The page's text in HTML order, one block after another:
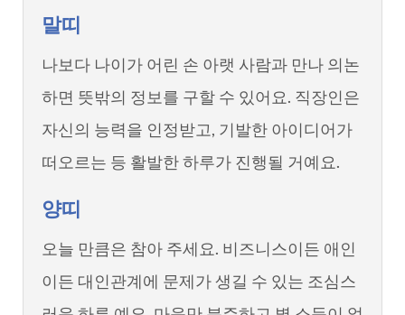
말띠
나보다 나이가 어린 손 아랫 사람과 만나 의논
하면 뜻밖의 정보를 구할 수 있어요. 직장인은
자신의 능력을 인정받고, 기발한 아이디어가
떠오르는 등 활발한 하루가 진행될 거예요.
양띠
오늘 만큼은 참아 주세요. 비즈니스이든 애인
이든 대인관계에 문제가 생길 수 있는 조심스